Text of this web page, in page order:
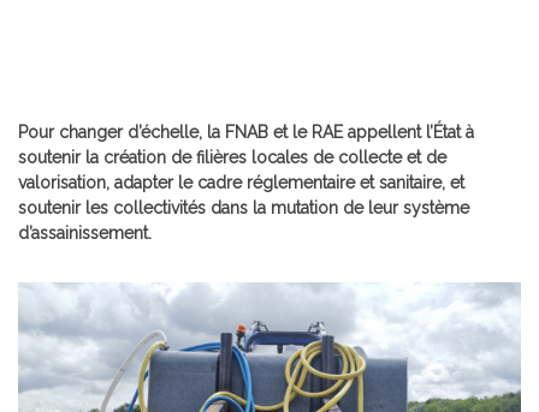
Pour changer d’échelle, la FNAB et le RAE appellent l’État à
soutenir la création de filières locales de collecte et de
valorisation, adapter le cadre réglementaire et sanitaire, et
soutenir les collectivités dans la mutation de leur système
d’assainissement.